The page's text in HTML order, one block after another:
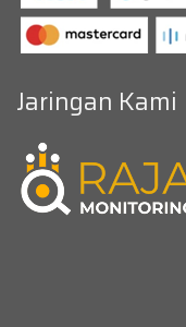
Jaringan Kami